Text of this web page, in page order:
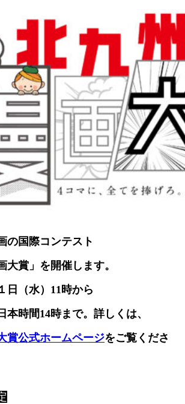
の国際コンテスト
大賞」を開催します。
日（水）11時から
本時間14時まで。詳しくは、
賞公式ホームページをご覧くださ